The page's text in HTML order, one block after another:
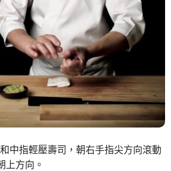
中指輕壓壽司，朝右手指尖方向滾動
上方向。